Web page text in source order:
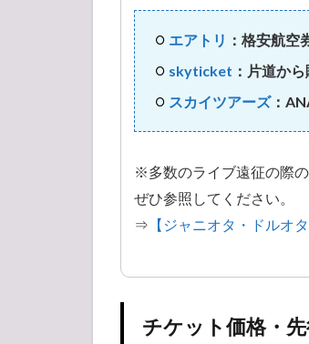
バスの場合
最寄り駐車場
車の場合
エアトリ ：格安航空
skyticket ：片道か
スカイツアーズ：
※多数のライブ遠征の際
ぜひ参照してください。
⇒ 【ジャニオタ・ドルオ
チケット価格・